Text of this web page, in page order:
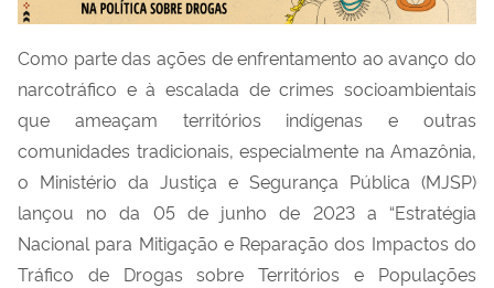
Como parte das ações de enfrentamento ao avanço do
narcotráfico e à escalada de crimes socioambientais
que ameaçam territórios indígenas e outras
comunidades tradicionais, especialmente na Amazônia,
o Ministério da Justiça e Segurança Pública (MJSP)
lançou no da 05 de junho de 2023 a “Estratégia
Nacional para Mitigação e Reparação dos Impactos do
Tráfico de Drogas sobre Territórios e Populações